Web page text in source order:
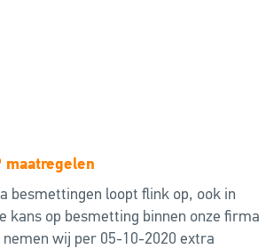
maatregelen
besmettingen loopt flink op, ook in
kans op besmetting binnen onze firma
wij per 05-10-2020 extra